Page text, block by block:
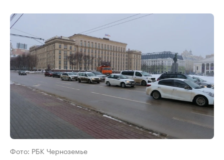
Фото: РБК Черноземье